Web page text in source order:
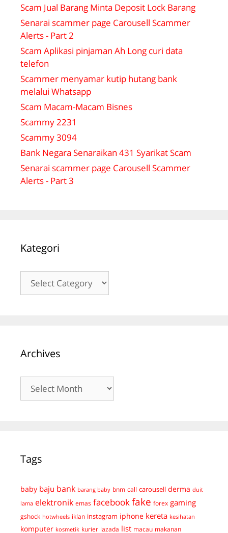
Scam Jual Barang Minta Deposit Lock Barang
Senarai scammer page Carousell Scammer
Alerts - Part 2
Scam Aplikasi pinjaman Ah Long curi data
telefon
Scammer menyamar kutip hutang bank
melalui Whatsapp
Scam Macam-Macam Bisnes
Scammy 2231
Scammy 3094
Bank Negara Senaraikan 431 Syarikat Scam
Senarai scammer page Carousell Scammer
Alerts - Part 3
Kategori
Archives
Tags
baby baju bank barang baby bnm call carousell derma duit
lama elektronik emas facebook fake forex gaming
gshock hotwheels iklan instagram iphone kereta kesihatan
komputer kosmetik kurier lazada list macau makanan